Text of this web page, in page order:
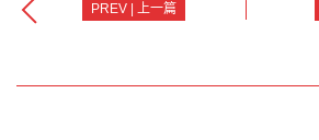
PREV | 上一篇